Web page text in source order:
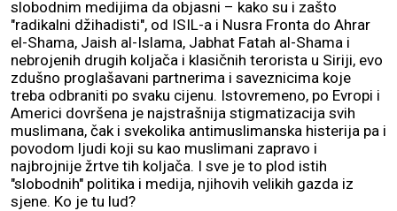
slobodnim medijima da objasni – kako su i zašto
"radikalni džihadisti", od ISIL-a i Nusra Fronta do Ahrar
el-Shama, Jaish al-Islama, Jabhat Fatah al-Shama i
nebrojenih drugih koljača i klasičnih terorista u Siriji, evo
zdušno proglašavani partnerima i saveznicima koje
treba odbraniti po svaku cijenu. Istovremeno, po Evropi i
Americi dovršena je najstrašnija stigmatizacija svih
muslimana, čak i svekolika antimuslimanska histerija pa i
povodom ljudi koji su kao muslimani zapravo i
najbrojnije žrtve tih koljača. I sve je to plod istih
"slobodnih" politika i medija, njihovih velikih gazda iz
sjene. Ko je tu lud?